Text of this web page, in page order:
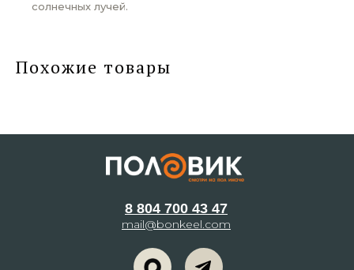
солнечных лучей.
Похожие товары
8 804 700 43 47
mail@bonkeel.com